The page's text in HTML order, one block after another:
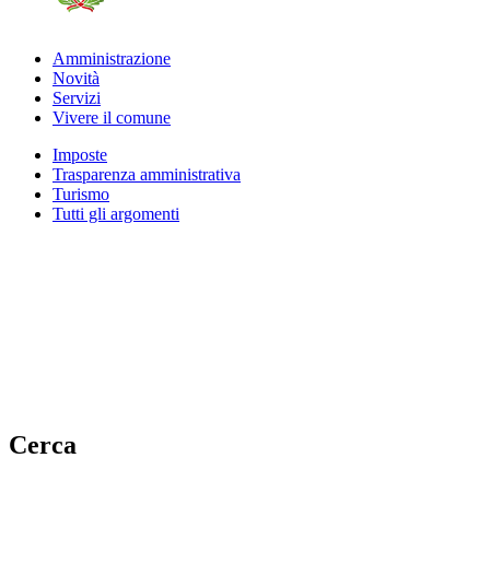
Amministrazione
Novità
Servizi
Vivere il comune
Imposte
Trasparenza amministrativa
Turismo
Tutti gli argomenti
Cerca